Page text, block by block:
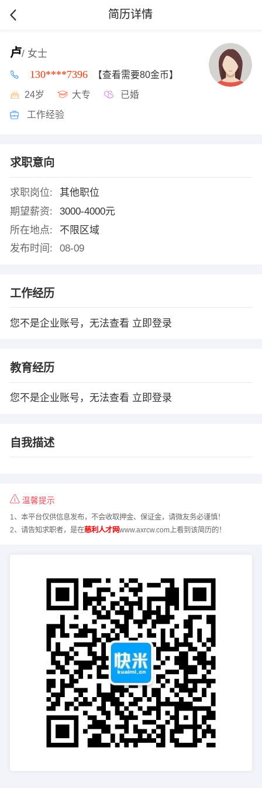
简历详情
卢/ 女士
130****7396 【查看需要80金币】
24岁 大专 已婚
工作经验
求职意向
求职岗位:
其他职位
期望薪资:
3000-4000元
所在地点:
不限区域
发布时间:
08-09
工作经历
您不是企业账号，无法查看 立即登录
教育经历
您不是企业账号，无法查看 立即登录
自我描述
温馨提示
1、本平台仅供信息发布，不会收取押金、保证金，请微友务必谨慎！
2、请告知求职者，是在慈利人才网www.axrcw.com上看到该简历的！